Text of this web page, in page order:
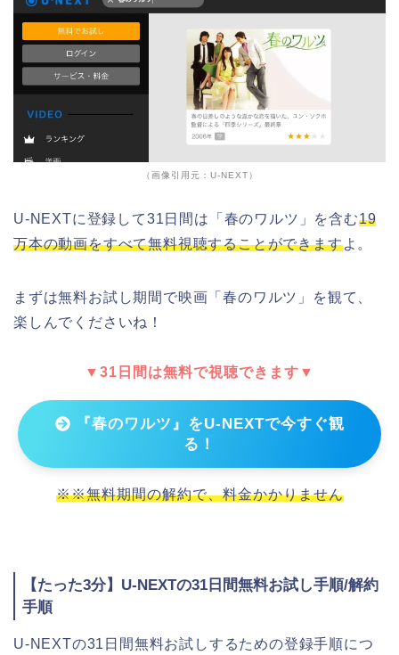
（画像引用元：U-NEXT）
U-NEXTに登録して31日間は「春のワルツ」を含む19
万本の動画をすべて無料視聴することができますよ。
まずは無料お試し期間で映画「春のワルツ」を観て、
楽しんでくださいね！
▼31日間は無料で視聴できます▼
『春のワルツ』をU-NEXTで今すぐ観
る！
※※無料期間の解約で、料金かかりません
【たった3分】U-NEXTの31日間無料お試し手順/解約
手順
U-NEXTの31日間無料お試しするための登録手順につ